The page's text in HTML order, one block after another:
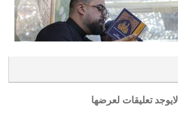
لايوجد تعليقات لعرضها